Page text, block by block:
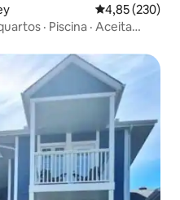
4,85 de uma
4,85 (230)
· Piscina · Aceita